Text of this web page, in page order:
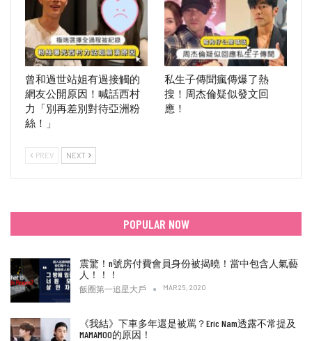
曾和過世站姐有過接觸的
網友公開原因！喊話西村
力「別再差別對待亞洲粉
絲！」
私生子傳聞瘋傳爆了熱
搜！周杰倫疑似發文回
應！
PREV NEXT
POPULAR NOW
震驚！n號房付費會員身份被揭曉！當中包含人氣藝
人！！！
飯圈第一追星大戶 MAR 25, 2020
《我結》下車多年還是被罵？Eric Nam透露不常提及
MAMAMOO的原因！